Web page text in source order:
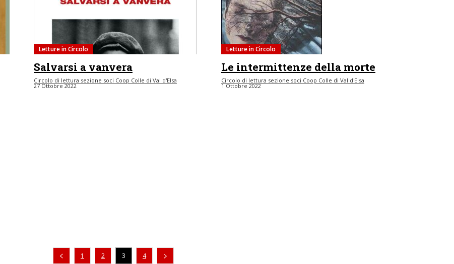
Letture in Circolo
Salvarsi a vanvera
Circolo di lettura sezione soci Coop Colle di Val d'Elsa
27 Ottobre 2022
Letture in Circolo
Le intermittenze della morte
Circolo di lettura sezione soci Coop Colle di Val d'Elsa
1 Ottobre 2022
Pagina precedente
1 2 3 4